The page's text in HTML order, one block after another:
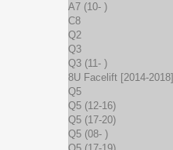
A7 (10- )
C8
Q2
Q3
Q3 (11- )
8U Facelift [2014-2018]
Q5
Q5 (12-16)
Q5 (17-20)
Q5 (08- )